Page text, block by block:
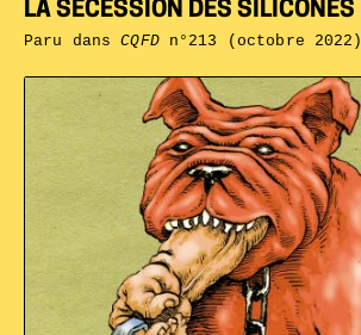
LA SÉCESSION DES SILICONÉS
Paru dansCQFDn°213 (octobre 2022)